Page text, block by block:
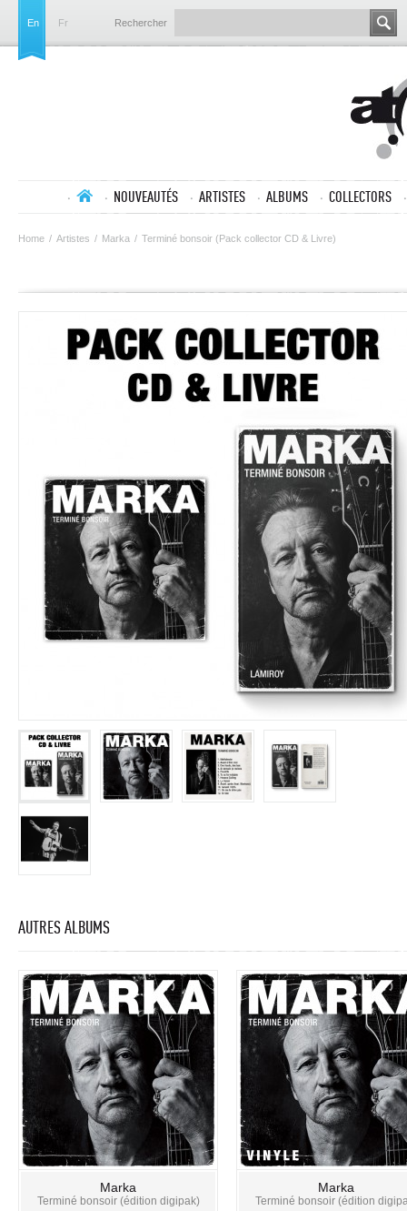
En Fr Rechercher
NOUVEAUTÉS ARTISTES ALBUMS COLLECTORS
Home / Artistes / Marka / Terminé bonsoir (Pack collector CD & Livre)
AUTRES ALBUMS
Marka
Terminé bonsoir (édition digipak)
Marka
Terminé bonsoir (édition